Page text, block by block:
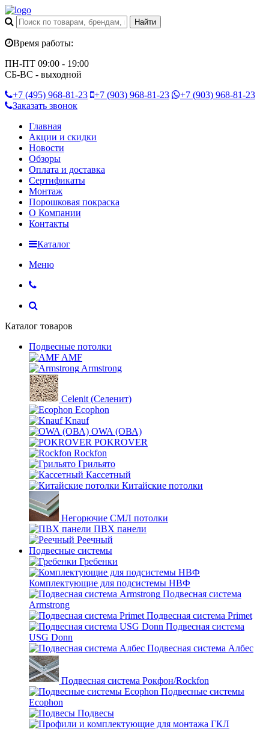
Время работы:
ПН-ПТ 09:00 - 19:00
СБ-ВС - выходной
+7 (495) 968-81-23 +7 (903) 968-81-23 +7 (903) 968-81-23
Заказать звонок
Главная
Акции и скидки
Новости
Обзоры
Оплата и доставка
Сертификаты
Монтаж
Порошковая покраска
О Компании
Контакты
Каталог
Меню
Каталог товаров
Подвесные потолки
AMF
Armstrong
Celenit (Селенит)
Ecophon
Knauf
OWA (ОВА)
POKROVER
Rockfon
Грильято
Кассетный
Китайские потолки
Негорючие СМЛ потолки
ПВХ панели
Реечный
Подвесные системы
Гребенки
Комплектующие для подсистемы НВФ
Подвесная система
Armstrong
Подвесная система Primet
Подвесная система
USG Donn
Подвесная система Албес
Подвесная система Рокфон/Rockfon
Подвесные системы
Ecophon
Подвесы